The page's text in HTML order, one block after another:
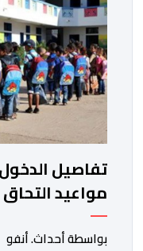
مواعيد التحاق
بالمؤسسات
بواسطة أحداث. أنفو